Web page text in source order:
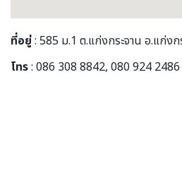
ที่อยู่: 585 ม.1 ต.แก่งกระจาน อ.แก่ง
โทร: 086 308 8842, 080 924 2486